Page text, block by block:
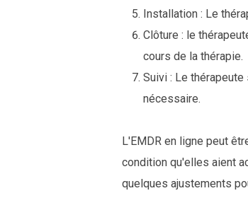
Installation : Le
Clôture : le
cours de la thérapie.
Suivi : Le
nécessaire.
L'EMDR en ligne peut
condition qu'elles aient
quelques ajustements